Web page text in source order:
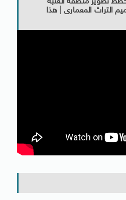
وترميم التراث المعمارى | هذا